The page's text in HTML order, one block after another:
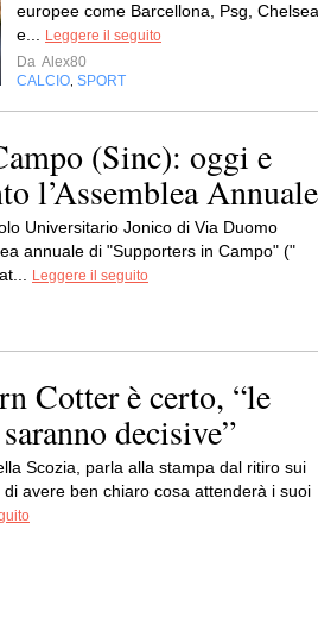
europee come Barcellona, Psg, Chelsea
e...
Leggere il seguito
Da Alex80
CALCIO SPORT
(Sinc): oggi e
l’Assemblea Annuale
Universitario Jonico di Via Duomo
annuale di "Supporters in Campo" ("
Leggere il seguito
Cotter è certo, “le
decisive”
Scozia, parla alla stampa dal ritiro sui
avere ben chiaro cosa attenderà i suoi